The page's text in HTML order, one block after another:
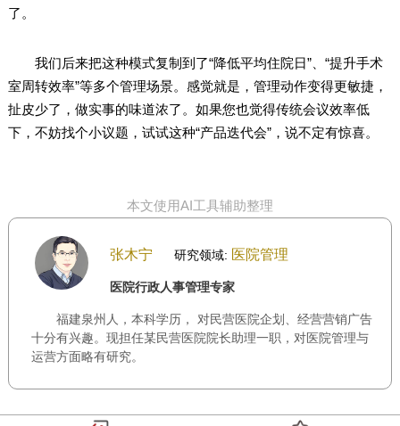
了。
我们后来把这种模式复制到了“降低平均住院日”、“提升手术
室周转效率”等多个管理场景。感觉就是，管理动作变得更敏捷，
扯皮少了，做实事的味道浓了。如果您也觉得传统会议效率低
下，不妨找个小议题，试试这种“产品迭代会”，说不定有惊喜。
本文使用AI工具辅助整理
张木宁 研究领域: 医院管理
医院行政人事管理专家
福建泉州人，本科学历， 对民营医院企划、经营营销广告
十分有兴趣。现担任某民营医院院长助理一职，对医院管理与
运营方面略有研究。